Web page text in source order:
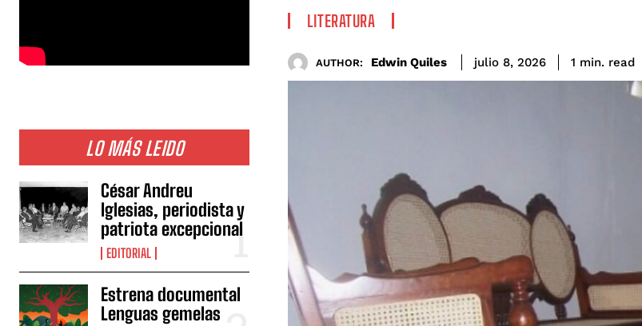
LO MÁS LEIDO
César Andreu
Iglesias, periodista y
patriota excepcional
EDITORIAL
Estrena documental
Lenguas gemelas
LITERATURA
AUTHOR: Edwin Quiles julio 8, 2026 1 min. read